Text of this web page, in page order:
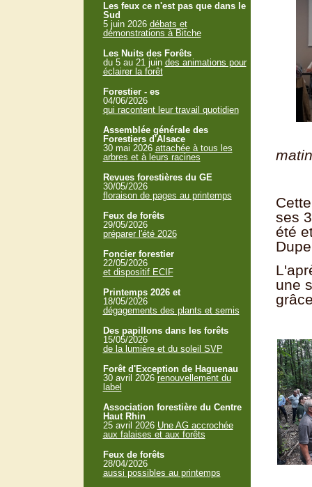
ses
été
une
Les feux ce n'est pas que dans le
Sud
5 juin 2026 débats et
démonstrations à Bitche
Les Nuits des Forêts
du 5 au 21 juin des animations pour
éclairer la forêt
Forestier - es
04/06/2026
qui racontent leur travail quotidien
Assemblée générale des
Forestiers d'Alsace
30 mai 2026 attachée à tous les
arbres et à leurs racines
Revues forestières du GE
30/05/2026
floraison de pages au printemps
Feux de forêts
29/05/2026
préparer l'été 2026
Foncier forestier
22/05/2026
et dispositif ECIF
Printemps 2026 et
18/05/2026
dégagements des plants et semis
Des papillons dans les forêts
15/05/2026
de la lumière et du soleil SVP
Forêt d'Exception de Haguenau
30 avril 2026 renouvellement du
label
Association forestière du Centre
Haut Rhin
25 avril 2026 Une AG accrochée
aux falaises et aux forêts
Feux de forêts
28/04/2026
aussi possibles au printemps